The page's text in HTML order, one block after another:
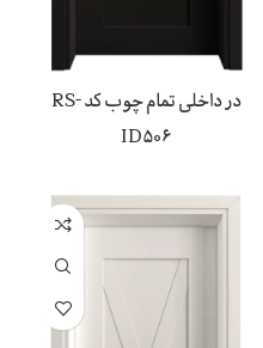
در داخلی تمام چوب کد RS-
ID506